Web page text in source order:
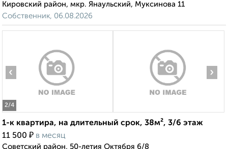
Кировский район, мкр. Янаульский, Муксинова 11
Собственник, 06.08.2026
2/4
‹ ›
1-к квартира, на длительный срок, 38м², 3/6 этаж
11 500 ₽ в месяц
Советский район, 50-летия Октября 6/8